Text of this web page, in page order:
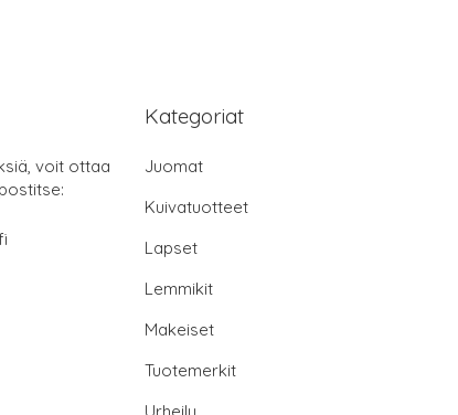
voit ottaa
Kategoriat
Juomat
Kuivatuotteet
Lapset
Lemmikit
Makeiset
Tuotemerkit